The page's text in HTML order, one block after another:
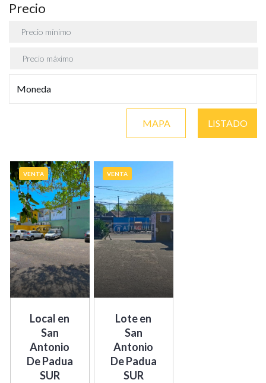
Precio
LISTADO
MAPA
VENTA
Local en
San
Antonio
De Padua
SUR
VENTA
Lote en
San
Antonio
De Padua
SUR